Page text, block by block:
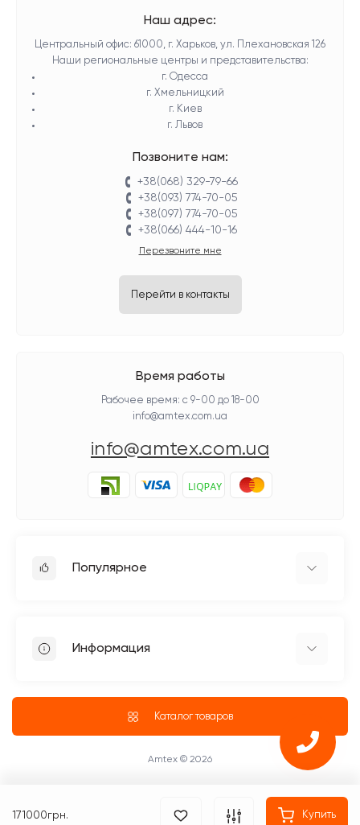
171000грн. Купить
Наш адрес:
Центральный офис: 61000, г. Харьков, ул. Плехановская 126
Наши региональные центры и представительства:
г. Одесса
г. Хмельницкий
г. Киев
г. Львов
Позвоните нам:
+38(068) 329-79-66
+38(093) 774-70-05
+38(097) 774-70-05
+38(066) 444-10-16
Перезвоните мне
Перейти в контакты
Время работы
Рабочее время: с 9-00 до 18-00
info@amtex.com.ua
info@amtex.com.ua
Популярное
Швейное оборудование Jack
Четырехниточные оверлоки
Информация
Блог
ПУБЛИЧНЫЙ ДОГОВОР (ОФЕРТА)
Каталог товаров
Amtex © 2026